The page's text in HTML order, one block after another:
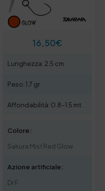
16,50€
Lunghezza: 2.5 cm
Peso: 1.7 gr
Affondabilità: 0.8-1.5 mt
Colore:
Sakura Mist Red Glow
Azione artificiale:
Dr F